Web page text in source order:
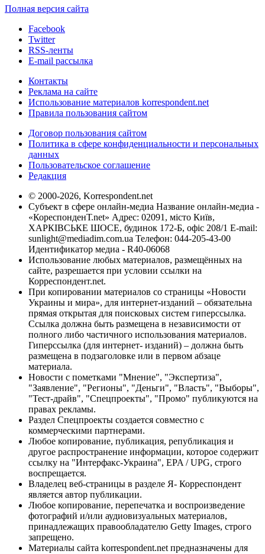
Полная версия сайта
Facebook
Twitter
RSS-ленты
E-mail рассылка
Контакты
Реклама на сайте
Использование материалов korrespondent.net
Правила пользования сайтом
Договор пользования сайтом
Политика в сфере конфиденциальности и персональных
данных
Пользовательское соглашение
Редакция
© 2000-2026, Korrespondent.net
Субъект в сфере онлайн-медиа Название онлайн-медиа -
«КореспонденТ.net» Адрес: 02091, місто Київ,
ХАРКІВСЬКЕ ШОСЕ, будинок 172-Б, офіс 208/1 E-mail:
sunlight@mediadim.com.ua Телефон: 044-205-43-00
Идентификатор медиа - R40-06068
Использование любых материалов, размещённых на
сайте, разрешается при условии ссылки на
Корреспондент.net.
При копировании материалов со страницы «Новости
Украины и мира», для интернет-изданий – обязательна
прямая открытая для поисковых систем гиперссылка.
Ссылка должна быть размещена в независимости от
полного либо частичного использования материалов.
Гиперссылка (для интернет- изданий) – должна быть
размещена в подзаголовке или в первом абзаце
материала.
Новости с пометками "Мнение", "Экспертиза",
"Заявление", "Регионы", "Деньги", "Власть", "Выборы",
"Тест-драйв", "Спецпроекты", "Промо" публикуются на
правах рекламы.
Раздел Спецпроекты создается совместно с
коммерческими партнерами.
Любое копирование, публикация, републикация и
другое распространение информации, которое содержит
ссылку на "Интерфакс-Украина", EPA / UPG, строго
воспрещается.
Владелец веб-страницы в разделе Я- Корреспондент
является автор публикации.
Любое копирование, перепечатка и воспроизведение
фотографий и/или аудиовизуальных материалов,
принадлежащих правообладателю Getty Images, строго
запрещено.
Материалы сайта korrespondent.net предназначены для